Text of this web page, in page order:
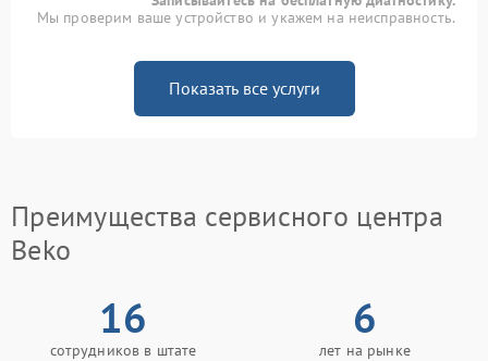
Мы проверим ваше устройство и укажем на неисправность.
Показать все услуги
Преимущества сервисного центра
Beko
16
сотрудников в штате
6
лет на рынке